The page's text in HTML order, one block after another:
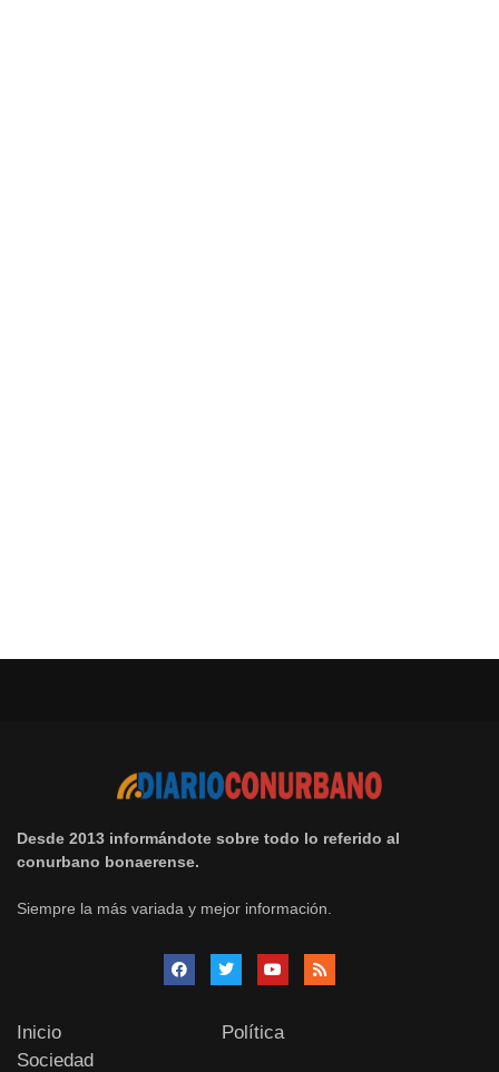
Desde 2013 informándote sobre todo lo referido al
conurbano bonaerense.
Siempre la más variada y mejor información.
Inicio
Política
Sociedad